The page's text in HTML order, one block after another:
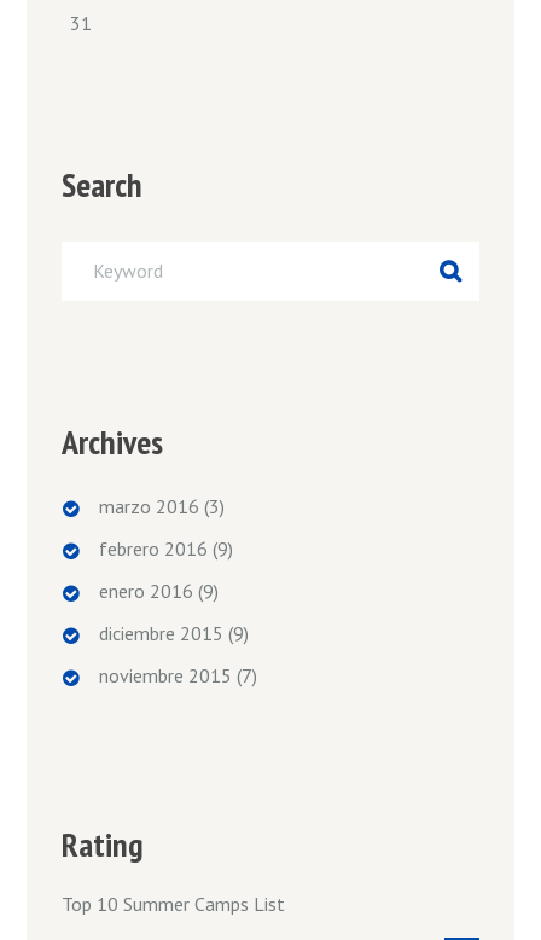
31
Search
Archives
marzo 2016 (3)
febrero 2016 (9)
enero 2016 (9)
diciembre 2015 (9)
noviembre 2015 (7)
Rating
Top 10 Summer Camps List